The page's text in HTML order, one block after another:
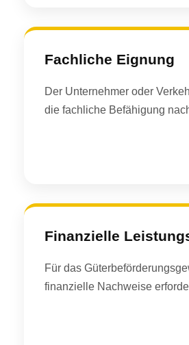
Fachliche Eignung
Der Unternehmer oder
die fachliche Befähigung
Finanzielle
Für das
finanzielle Nachweise